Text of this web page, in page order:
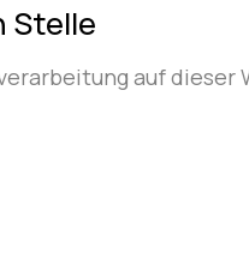
Stelle
auf dieser